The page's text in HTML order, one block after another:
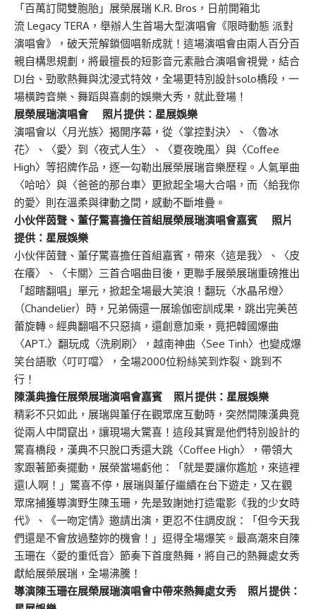
「百萬訂閱雙胞胎」展榮展瑞 K.R. Bros，日前開箱北
流 Legacy TERA，舉辦人生首場大型演唱會《限時動態 派對
演唱會》，破天荒解鎖個唱新成就！這場演唱會由兩人百分百
親自構思規劃，將最擅長的短影音元素融合演唱會視覺，結合
DJ台、勁歌熱舞與沈浸式特效，全場更特別設計solo橋段，一
場橫跨音樂、舞蹈與喜劇的娛樂大秀，就此登場！
展榮展瑞演唱會 照片提供：星展娛樂
演唱會以〈月光族〉揭開序幕，從〈掌控對決〉、〈魯冰
花〉、〈愛〉到〈夜式人生〉、〈夏夜晚風〉與〈Coffee
High〉等招牌作品，逐一勾勒出展榮展瑞音樂歷程。人氣單曲
〈哈哈〉與〈爸爸的那台車〉更掀起全場大合唱，而〈給我你
的愛〉則在溫柔與律動之間，感動不斷堆疊。
小伙伴茵聲、董仔驚喜擔任首組展榮展瑞演唱會嘉賓 照片
提供：星展娛樂
小伙伴茵聲、董仔驚喜擔任首組嘉賓，帶來〈這是我〉、〈皮
在癢〉、〈卡關〉三首合唱曲目後，更聯手展榮展瑞重磅推出
「超瞎翻唱」單元，掀起全場最大笑浪！翻玩〈水晶吊燈〉
（Chandelier）時，兄弟倆還一展瑜伽密訓成果，跳出完美芭
蕾旋轉。經典翻唱不只惡搞，還創意加乘，竟把韓國爆曲
〈APT.〉翻玩成〈洗刷刷〉，越南神曲〈See Tinh〉也變成爆
笑台語歌〈叮叮噹〉，全場2000位粉絲笑到炸裂、跳到不
行！
陳漢典擔任展榮展瑞演唱會嘉賓 照片提供：星展娛樂
精彩不只如此，展瑞與董仔在觀眾席互動時，突然間陳漢典竟
從兩人中間竄出，讓現場大驚喜！這段其實是他們特別設計的
驚喜橋段，漢典不只脫口秀還大跳〈Coffee High〉，帶領大
家跟著節奏擺動，展榮當場虧他：「就是要讓你尷尬，來這裡
還I人啊！」驚喜不停，展瑞與董仔繼續在台下遊走，又在觀
眾席捕獲導演野生陳玉珊，先是致謝她打造電影《我的少女時
代》、《一吻定情》邀請出演，更忍不住調皮說：「但今天我
們還是不會放過整妳的機會！」逗得全場爆笑。最高潮來自陳
玉珊在〈愛的重低音〉節奏下首度熱舞，將自己的熱舞處女秀
獻給展榮展瑞，全場沸騰！
導演陳玉珊在展榮展瑞演唱會中帶來熱舞處女秀 照片提供：